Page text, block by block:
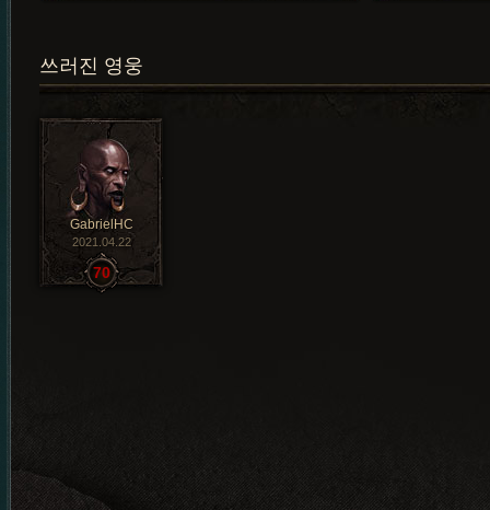
쓰러진 영웅
GabrielHC
2021.04.22
70